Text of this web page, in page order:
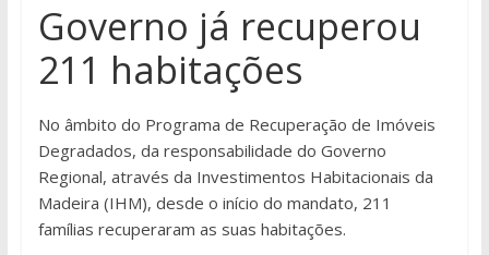
Governo já recuperou
211 habitações
No âmbito do Programa de Recuperação de Imóveis
Degradados, da responsabilidade do Governo
Regional, através da Investimentos Habitacionais da
Madeira (IHM), desde o início do mandato, 211
famílias recuperaram as suas habitações.